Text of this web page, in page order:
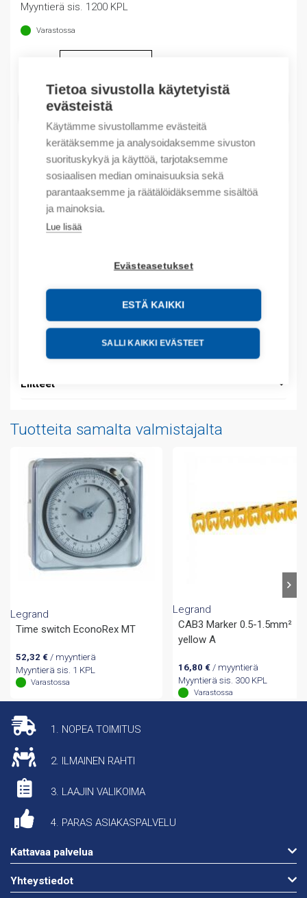
Tietoa sivustolla käytetyistä
evästeistä
Käytämme sivustollamme evästeitä
kerätäksemme ja analysoidaksemme sivuston
suorituskykyä ja käyttöä, tarjotaksemme
sosiaalisen median ominaisuuksia sekä
parantaaksemme ja räätälöidäksemme sisältöä
ja mainoksia.
Lue lisää
Evästeasetukset
ESTÄ KAIKKI
SALLI KAIKKI EVÄSTEET
Myyntierä sis. 1200 KPL
Varastossa
LISÄÄ OSTOSKORIIN
Tuotekoodit
Tilauskoodi: 637220
Product order number: 637220
Valmistajan tuotenumero: 637220
Tuotteen tullikoodi: 39259080
Kuvaus
Liitteet
Tuotteita samalta valmistajalta
Legrand
Time switch EconoRex MT
52,32 €/ myyntierä
Myyntierä sis. 1 KPL
Varastossa
Legrand
CAB3 Marker 0.5-1.5mm²
yellow A
16,80 € / myyntierä
Myyntierä sis. 300 KPL
Varastossa
1. NOPEA TOIMITUS
2. ILMAINEN RAHTI
3. LAAJIN VALIKOIMA
4. PARAS ASIAKASPALVELU
Kattavaa palvelua
Yhteystiedot